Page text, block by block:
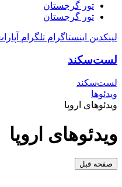
تور گرجستان
تور گرجستان
لینکدین اینستاگرام تلگرام
لست‌سکند
لست‌سکند
ویدئوها
ویدئوهای اروپا
ویدئو‌های اروپا
صفحه قبل